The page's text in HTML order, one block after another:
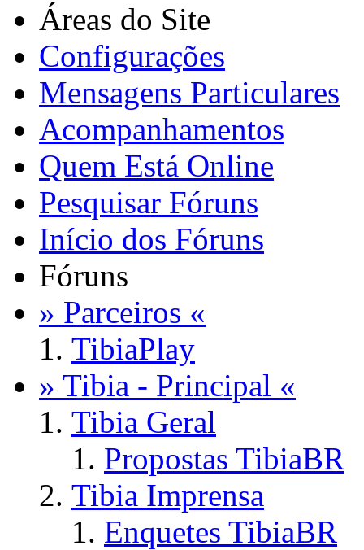
Áreas do Site
Configurações
Mensagens Particulares
Acompanhamentos
Quem Está Online
Pesquisar Fóruns
Início dos Fóruns
Fóruns
» Parceiros «
TibiaPlay
» Tibia - Principal «
Tibia Geral
Propostas TibiaBR
Tibia Imprensa
Enquetes TibiaBR